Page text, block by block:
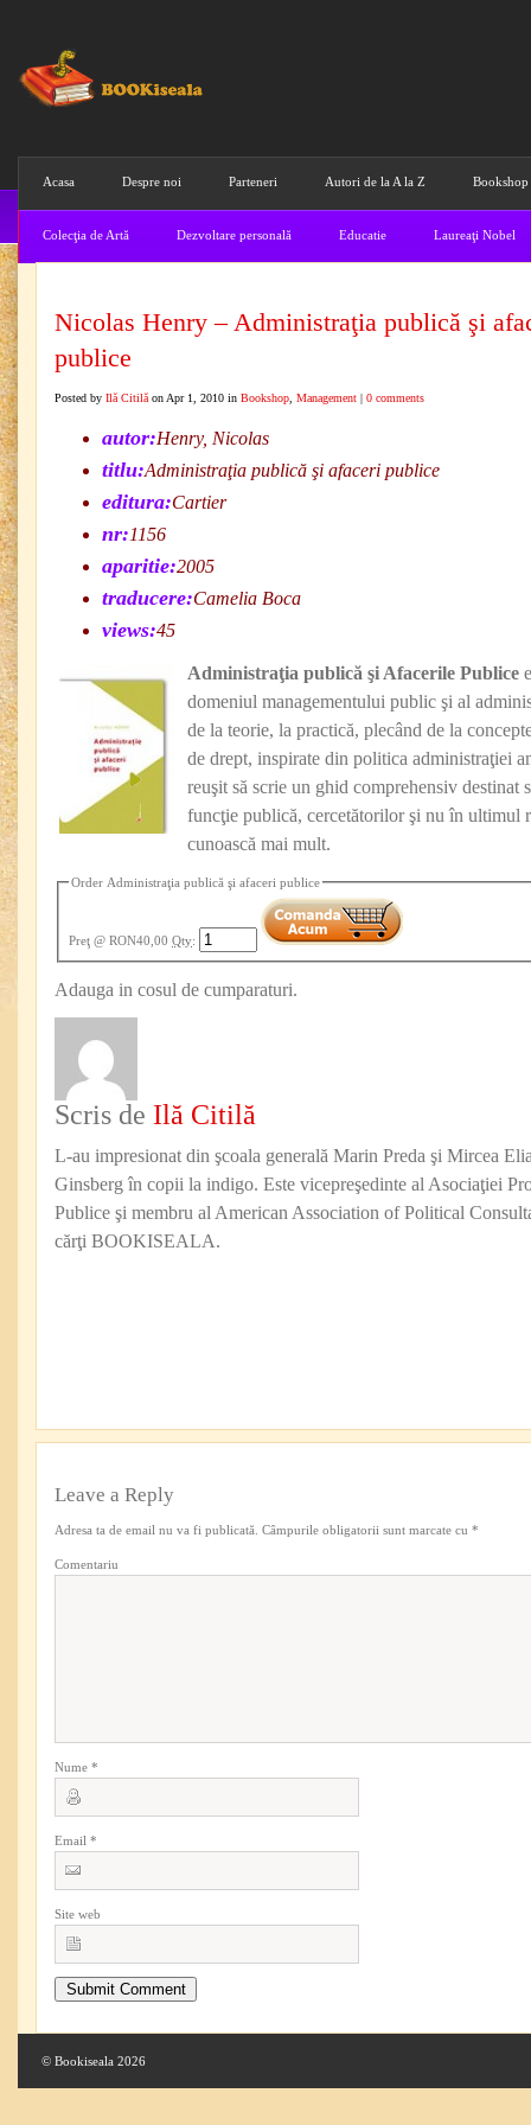
Acasa Despre noi Parteneri Autori de la A la Z Bookshop
Colecţia de Artă Dezvoltare personală Educatie Laureaţi Nobel
Nicolas Henry – Administraţia publică şi
publice
Posted by Ilă Citilă on Apr 1, 2010 in Bookshop Management | 0 comments
autor:Henry, Nicolas
titlu:Administraţia publică şi afaceri publice
editura:Cartier
nr:1156
aparitie:2005
traducere:Camelia Boca
views:45
Administraţia publică şi Afacerile Publice
domeniul managementului public şi al
de la teorie, la practică, plecând de la
de drept, inspirate din politica administraţiei
reuşit să scrie un ghid comprehensiv destinat
funcţie publică, cercetătorilor şi nu în ultimul
cunoască mai mult.
Order Administraţia publică şi afaceri publice
Preţ @ RON40,00 Qty:
Adauga in cosul de cumparaturi.
Scris de Ilă Citilă
L-au impresionat din şcoala generală Marin Preda şi Mircea
Ginsberg în copii la indigo. Este vicepreşedinte al Asociaţiei
Publice şi membru al American Association of Political
cărţi BOOKISEALA.
Leave a Reply
Adresa ta de email nu va fi publicată. Câmpurile obligatorii sunt marcate cu *
Comentariu
Nume *
Email *
Site web
© Bookiseala 2026